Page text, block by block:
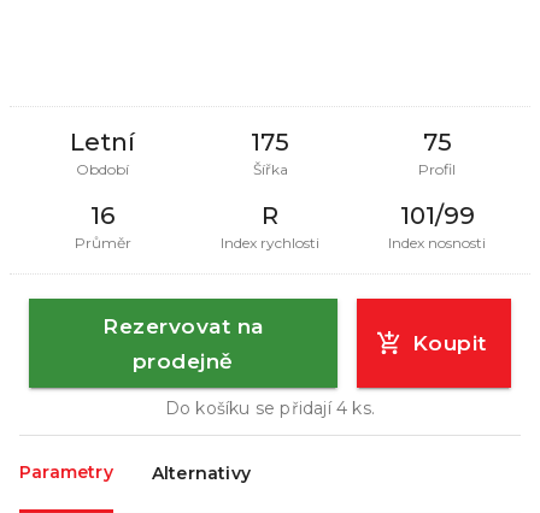
Letní
Období
175
Šířka
75
Profil
16
Průměr
R
Index rychlosti
101/99
Index nosnosti
Rezervovat na
prodejně
Koupit
Do košíku se přidají4 ks.
Parametry Alternativy